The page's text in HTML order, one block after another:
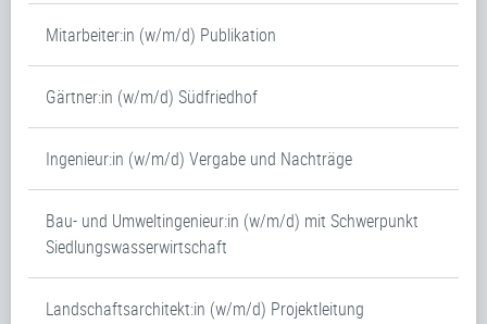
Mitarbeiter:in (w/m/d) Publikation
Gärtner:in (w/m/d) Südfriedhof
Ingenieur:in (w/m/d) Vergabe und Nachträge
Bau- und Umweltingenieur:in (w/m/d) mit Schwerpunkt
Siedlungswasserwirtschaft
Landschaftsarchitekt:in (w/m/d) Projektleitung